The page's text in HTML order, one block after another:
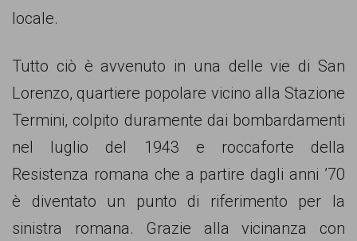
pari
garanzia
dei
diritti
cittadinanza
locale.
Tutto ciò è avvenuto in una delle vie di San
Lorenzo, quartiere popolare vicino alla Stazione
Termini, colpito duramente dai bombardamenti
nel luglio del 1943 e roccaforte della
Resistenza romana che a partire dagli anni ’70
è diventato un punto di riferimento per la
sinistra romana. Grazie alla vicinanza con